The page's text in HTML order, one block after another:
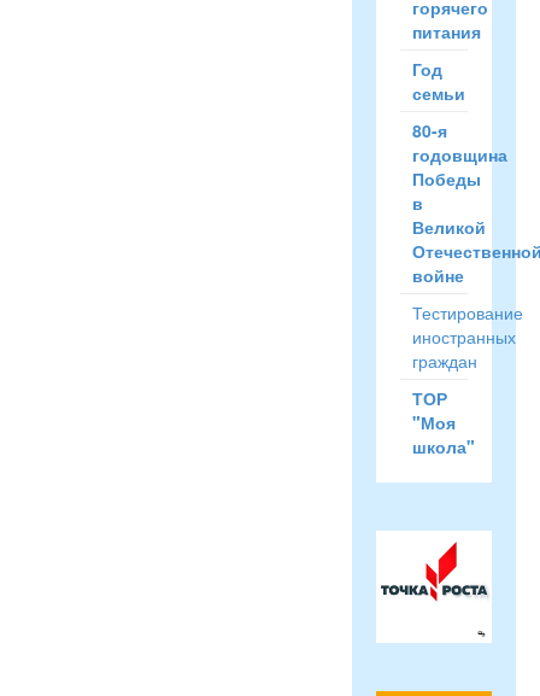
горячего
питания
Год
семьи
80-я
годовщина
Победы
в
Великой
войне
Тестирование
иностранных
граждан
ТОР
"Моя
школа"